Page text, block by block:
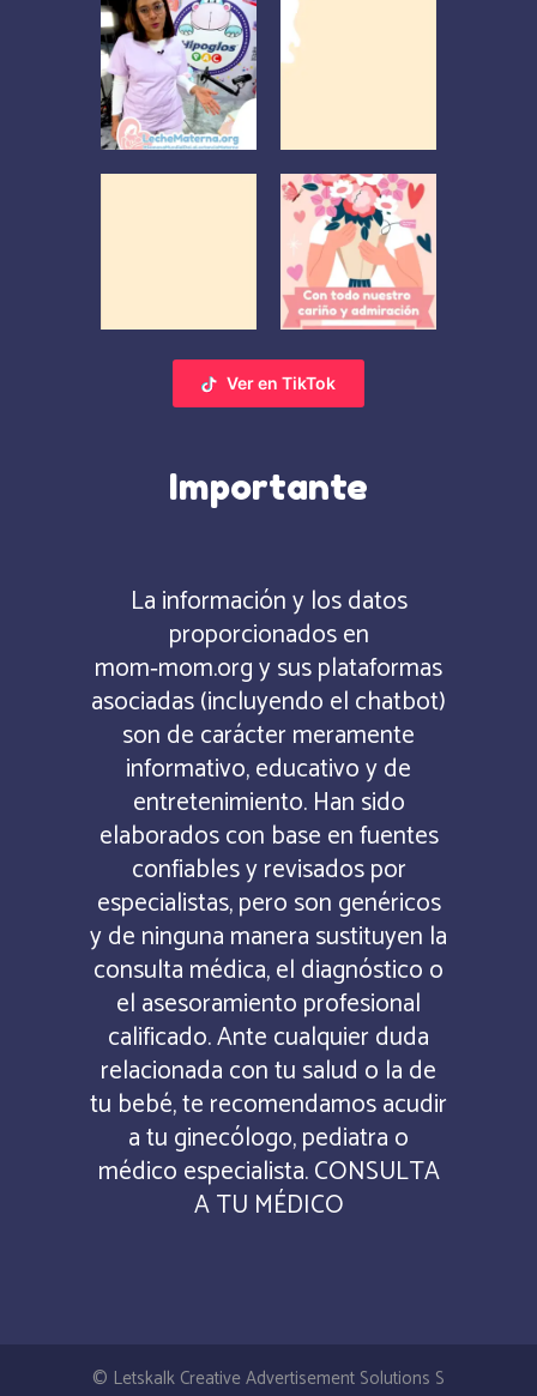
Ver en TikTok
Importante
La información y los datos
proporcionados en
mom‑mom.org y sus plataformas
asociadas (incluyendo el chatbot)
son de carácter meramente
informativo, educativo y de
entretenimiento. Han sido
elaborados con base en fuentes
confiables y revisados por
especialistas, pero son genéricos
y de ninguna manera sustituyen la
consulta médica, el diagnóstico o
el asesoramiento profesional
calificado. Ante cualquier duda
relacionada con tu salud o la de
tu bebé, te recomendamos acudir
a tu ginecólogo, pediatra o
médico especialista. CONSULTA
A TU MÉDICO
© Letskalk Creative Advertisement Solutions S